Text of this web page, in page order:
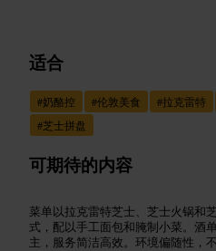
适合
#奶酪控 #伦敦美食 #拉克雷特
#芝士拼盘
可期待的内容
菜单以拉克雷特芝士、芝士火锅和
式，配以手工面包和腌制小菜。酒
主，服务简洁高效。环境偏随性，